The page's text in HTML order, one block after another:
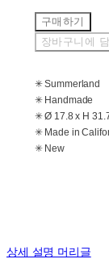
구매하기
장바구니에 담
✳ Summerland
✳ Handmade
✳ Ø 17.8 x H
✳ Made in
✳ New
상세 설명 머리글